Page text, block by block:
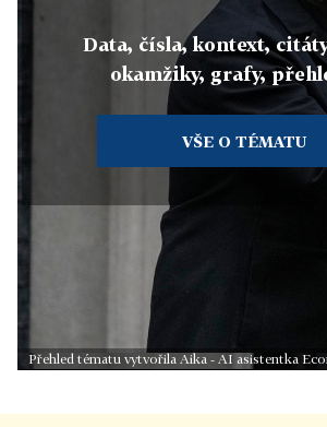
Data, čísla, kontext,
okamžiky, grafy,
VŠE O TÉMATU
Přehled tématu vytvořila Aika - AI asistentka